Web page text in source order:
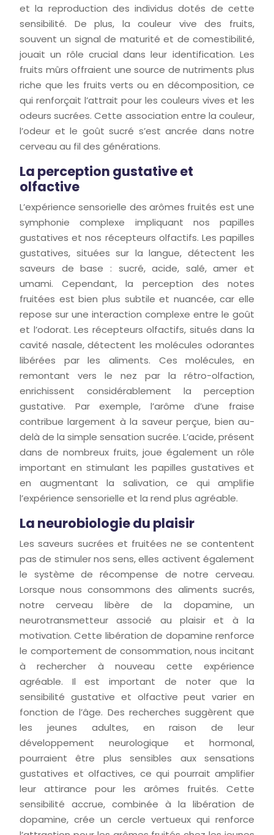
et la reproduction des individus dotés de cette
sensibilité. De plus, la couleur vive des fruits,
souvent un signal de maturité et de comestibilité,
jouait un rôle crucial dans leur identification. Les
fruits mûrs offraient une source de nutriments plus
riche que les fruits verts ou en décomposition, ce
qui renforçait l’attrait pour les couleurs vives et les
odeurs sucrées. Cette association entre la couleur,
l’odeur et le goût sucré s’est ancrée dans notre
cerveau au fil des générations.
La perception gustative et
olfactive
L’expérience sensorielle des arômes fruités est une
symphonie complexe impliquant nos papilles
gustatives et nos récepteurs olfactifs. Les papilles
gustatives, situées sur la langue, détectent les
saveurs de base : sucré, acide, salé, amer et
umami. Cependant, la perception des notes
fruitées est bien plus subtile et nuancée, car elle
repose sur une interaction complexe entre le goût
et l’odorat. Les récepteurs olfactifs, situés dans la
cavité nasale, détectent les molécules odorantes
libérées par les aliments. Ces molécules, en
remontant vers le nez par la rétro-olfaction,
enrichissent considérablement la perception
gustative. Par exemple, l’arôme d’une fraise
contribue largement à la saveur perçue, bien au-
delà de la simple sensation sucrée. L’acide, présent
dans de nombreux fruits, joue également un rôle
important en stimulant les papilles gustatives et
en augmentant la salivation, ce qui amplifie
l’expérience sensorielle et la rend plus agréable.
La neurobiologie du plaisir
Les saveurs sucrées et fruitées ne se contentent
pas de stimuler nos sens, elles activent également
le système de récompense de notre cerveau.
Lorsque nous consommons des aliments sucrés,
notre cerveau libère de la dopamine, un
neurotransmetteur associé au plaisir et à la
motivation. Cette libération de dopamine renforce
le comportement de consommation, nous incitant
à rechercher à nouveau cette expérience
agréable. Il est important de noter que la
sensibilité gustative et olfactive peut varier en
fonction de l’âge. Des recherches suggèrent que
les jeunes adultes, en raison de leur
développement neurologique et hormonal,
pourraient être plus sensibles aux sensations
gustatives et olfactives, ce qui pourrait amplifier
leur attirance pour les arômes fruités. Cette
sensibilité accrue, combinée à la libération de
dopamine, crée un cercle vertueux qui renforce